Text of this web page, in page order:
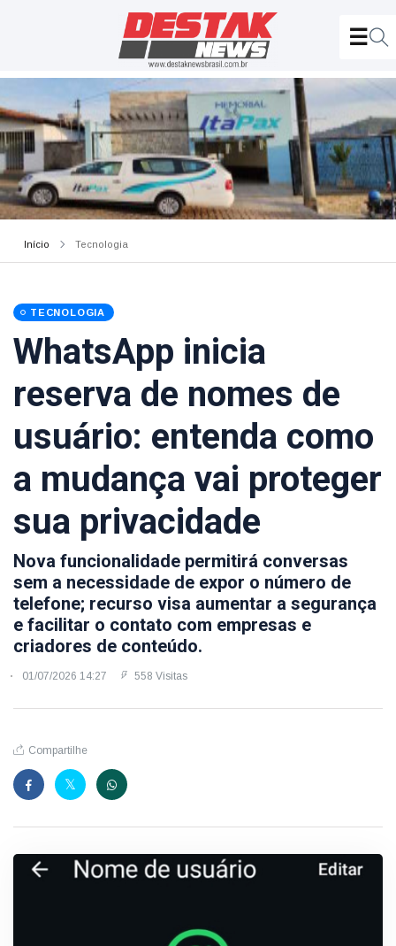
Início Tecnologia
TECNOLOGIA
WhatsApp inicia
reserva de nomes de
usuário: entenda como
a mudança vai proteger
sua privacidade
Nova funcionalidade permitirá conversas
sem a necessidade de expor o número de
telefone; recurso visa aumentar a segurança
e facilitar o contato com empresas e
criadores de conteúdo.
01/07/2026 14:27 558 Visitas
Compartilhe